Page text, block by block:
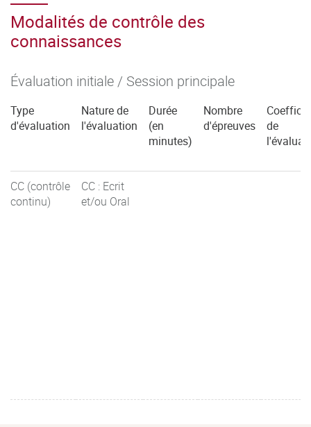
Modalités de contrôle des
connaissances
Évaluation initiale / Session principale
Type
d'évaluation
Nature de
l'évaluation
Durée
(en
minutes)
Nombre
d'épreuves
de
CC (contrôle
continu)
CC : Ecrit
et/ou Oral